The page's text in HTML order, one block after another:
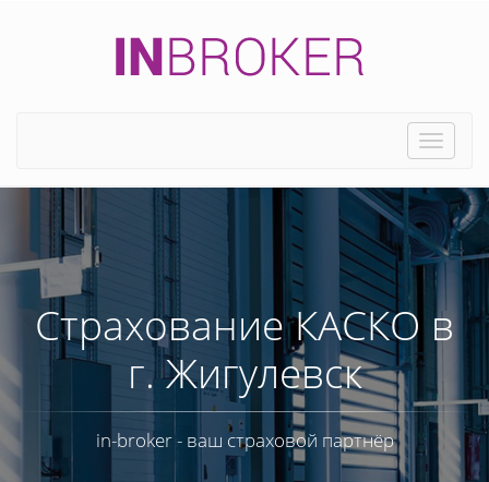
Toggle
Страхование КАСКО в
г. Жигулевск
in-broker - ваш страховой партнёр